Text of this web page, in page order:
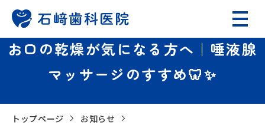
お口の乾燥が気になる方へ｜唾液腺
マッサージのすすめ🦷✨
トップページ
お知らせ